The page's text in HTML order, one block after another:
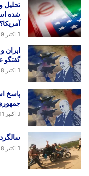
تحلیل
شده
آمریکا؟
اکتبر 29, 2024
ایران
گفتگو
اکتبر 28, 2024
پاسخ
اکتبر 11, 2024
سالگرد
اکتبر 8, 2024